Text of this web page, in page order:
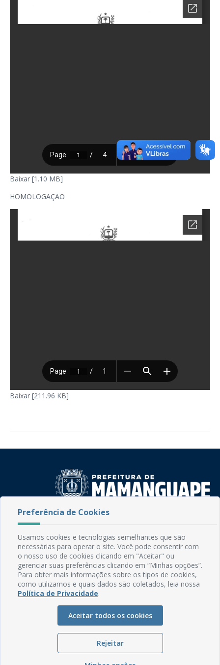
Baixar [1.10 MB]
HOMOLOGAÇÃO
Baixar [211.96 KB]
Fone: (83) 3292-2246
Email: comunicacao@mamanguape.pb.gov.br
Expediente: Segunda à Sexta, das 08h às 13h
Mapa do Site
Perguntas frequentes
Manual de Navegação
Ouvidoria
Preferência de Cookies
Usamos cookies e tecnologias semelhantes que são
necessárias para operar o site. Você pode consentir com
o nosso uso de cookies clicando em "Aceitar" ou
gerenciar suas preferências clicando em “Minhas opções”.
Para obter mais informações sobre os tipos de cookies,
como utilizamos e quais dados são coletados, leia nossa
Política de Privacidade.
Aceitar todos os cookies
Rejeitar